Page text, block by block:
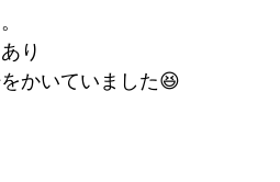
り
かいていました😆